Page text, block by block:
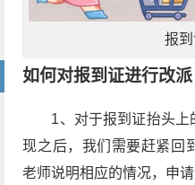
报
如何对报到证进行改派
1、对于报到证抬头
现之后，我们需要赶紧回
老师说明相应的情况，申